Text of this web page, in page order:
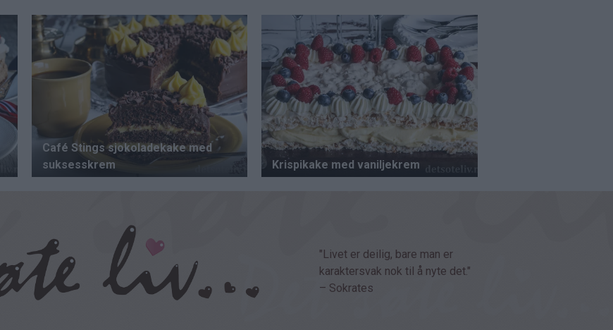
"Livet er deilig, bare man er
karaktersvak nok til å nyte det."
– Sokrates